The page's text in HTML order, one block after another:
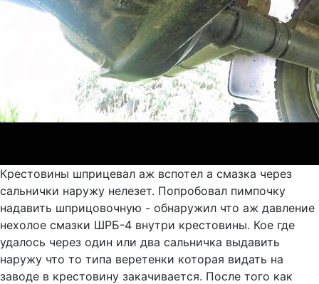
Крестовины шприцевал аж вспотел а смазка через
сальнички наружу нелезет. Попробовал пимпочку
надавить шприцовочную - обнаружил что аж давление
нехолое смазки ШРБ-4 внутри крестовины. Кое где
удалось через один или два сальничка выдавить
наружу что то типа веретенки которая видать на
заводе в крестовину закачивается. После того как